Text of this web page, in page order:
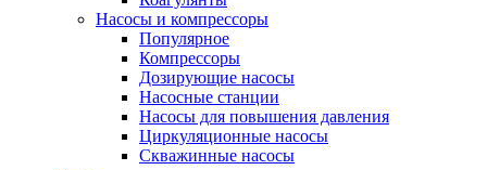
Насосы и компрессоры
Популярное
Компрессоры
Дозирующие насосы
Насосные станции
Насосы для повышения давления
Циркуляционные насосы
Скважинные насосы